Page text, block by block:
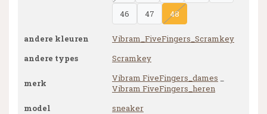
46
47 48
andere kleuren
Vibram_FiveFingers_Scramkey
andere types
Scramkey
merk Vibram FiveFingers_dames
Vibram FiveFingers_heren
model
sneaker